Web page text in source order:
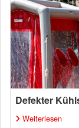
Defekter
Weiterlesen